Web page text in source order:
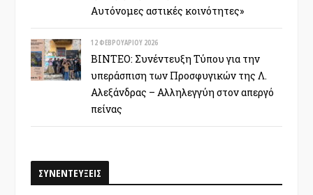
Αυτόνομες αστικές κοινότητες»
12 ΦΕΒΡΟΥΑΡΊΟΥ 2026
ΒΙΝΤΕΟ: Συνέντευξη Τύπου για την
υπεράσπιση των Προσφυγικών της Λ.
Αλεξάνδρας – Αλληλεγγύη στον απεργό
πείνας
ΣΥΝΕΝΤΕΥΞΕΙΣ